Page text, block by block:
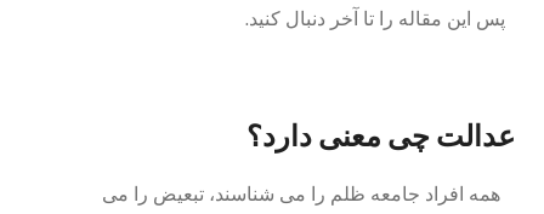
پس این مقاله را تا آخر دنبال کنید.
عدالت چی معنی دارد؟
همه افراد جامعه ظلم را می شناسند، تبعیض را می